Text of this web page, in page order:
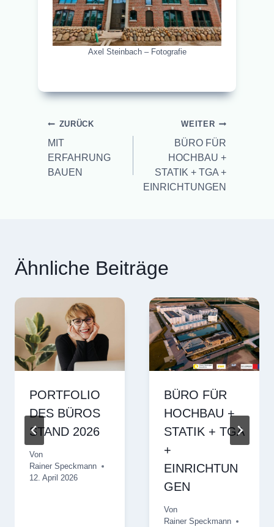
Axel Steinbach – Fotografie
Beitragsnavigation
ZURÜCK
MIT
ERFAHRUNG
BAUEN
WEITER
BÜRO FÜR
HOCHBAU +
STATIK + TGA +
EINRICHTUNGEN
Ähnliche Beiträge
PORTFOLIO
DES BÜROS
STAND 2026
Von
Rainer Speckmann
12. April 2026
BÜRO FÜR
HOCHBAU +
STATIK + TGA
+
EINRICHTUN
GEN
Von
Rainer Speckmann